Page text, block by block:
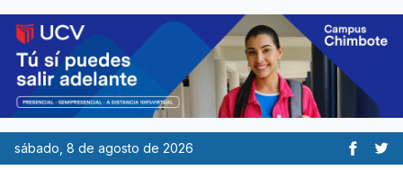
sábado, 8 de agosto de 2026